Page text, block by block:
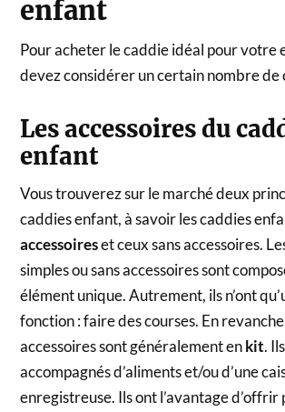
enfant
Pour acheter le caddie idéal pour votre
devez considérer un certain nombre de
Les accessoires du
enfant
Vous trouverez sur le marché deux
caddies enfant, à savoir les caddies
accessoireset ceux sans accessoires.
simples ou sans accessoires sont
élément unique. Autrement, ils n’ont
fonction : faire des courses. En
accessoires sont généralement enkit.
accompagnés d’aliments et/ou d’une
enregistreuse. Ils ont l’avantage d’offrir